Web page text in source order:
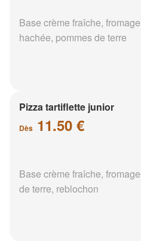
Base crème fraîche,
hachée, pommes de terre
Pizza tartiflette junior
Dès 11.50 €
Base crème fraîche,
de terre, reblochon